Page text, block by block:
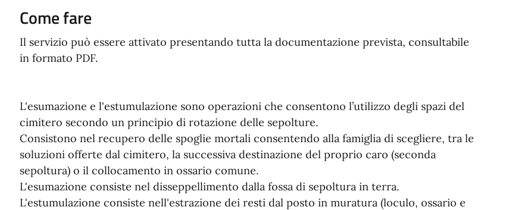
Come fare
Il servizio può essere attivato presentando tutta la documentazione prevista, consultabile
in formato PDF.
L'esumazione e l'estumulazione sono operazioni che consentono l’utilizzo degli spazi del
cimitero secondo un principio di rotazione delle sepolture.
Consistono nel recupero delle spoglie mortali consentendo alla famiglia di scegliere, tra le
soluzioni offerte dal cimitero, la successiva destinazione del proprio caro (seconda
sepoltura) o il collocamento in ossario comune.
L'esumazione consiste nel disseppellimento dalla fossa di sepoltura in terra.
L'estumulazione consiste nell'estrazione dei resti dal posto in muratura (loculo, ossario e